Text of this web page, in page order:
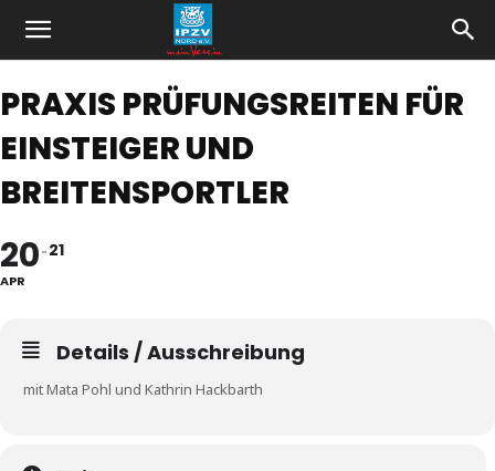
PRAXIS PRÜFUNGSREITEN FÜR
EINSTEIGER UND
BREITENSPORTLER
20
APR
21
Details / Ausschreibung
mit Mata Pohl und Kathrin Hackbarth